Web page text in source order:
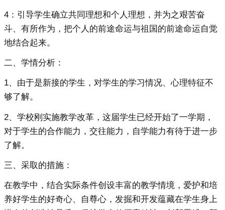
4：引导学生确立共同理想和个人理想，并为之艰苦奋
斗、有所作为，把个人的前途命运与祖国的前途命运自觉
地结合起来。
二、学情分析：
1、由于是新接的学生，对学生的学习情况、心理特征不
够了解。
2、学校刚实施教学改革，这届学生已经开始了一学期，
对于学生的合作能力，交往能力，自学能力有待于进一步
了解。
三、采取的措施：
在教学中，结合实际条件创设丰富的教学情境，爱护和培
养好学生的好奇心、自尊心，发掘和开发蕴藏在学生身上